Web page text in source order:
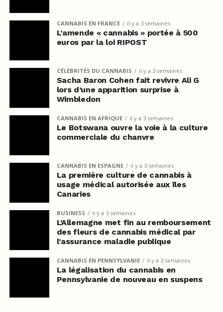
CANNABIS EN FRANCE il y a 3 semaines
L’amende « cannabis » portée à 500
euros par la loi RIPOST
CÉLÉBRITÉS DU CANNABIS il y a 3 semaines
Sacha Baron Cohen fait revivre Ali G
lors d’une apparition surprise à
Wimbledon
CANNABIS EN AFRIQUE il y a 3 semaines
Le Botswana ouvre la voie à la culture
commerciale du chanvre
CANNABIS EN ESPAGNE il y a 3 semaines
La première culture de cannabis à
usage médical autorisée aux îles
Canaries
BUSINESS il y a 3 semaines
L’Allemagne met fin au remboursement
des fleurs de cannabis médical par
l’assurance maladie publique
CANNABIS EN PENNSYLVANIE il y a 3 semaines
La légalisation du cannabis en
Pennsylvanie de nouveau en suspens